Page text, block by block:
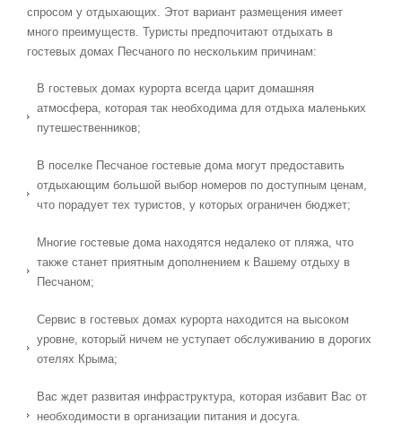
спросом у отдыхающих. Этот вариант размещения имеет
много преимуществ. Туристы предпочитают отдыхать в
гостевых домах Песчаного по нескольким причинам:
В гостевых домах курорта всегда царит домашняя
атмосфера, которая так необходима для отдыха маленьких
путешественников;
В поселке Песчаное гостевые дома могут предоставить
отдыхающим большой выбор номеров по доступным ценам,
что порадует тех туристов, у которых ограничен бюджет;
Многие гостевые дома находятся недалеко от пляжа, что
также станет приятным дополнением к Вашему отдыху в
Песчаном;
Сервис в гостевых домах курорта находится на высоком
уровне, который ничем не уступает обслуживанию в дорогих
отелях Крыма;
Вас ждет развитая инфраструктура, которая избавит Вас от
необходимости в организации питания и досуга.